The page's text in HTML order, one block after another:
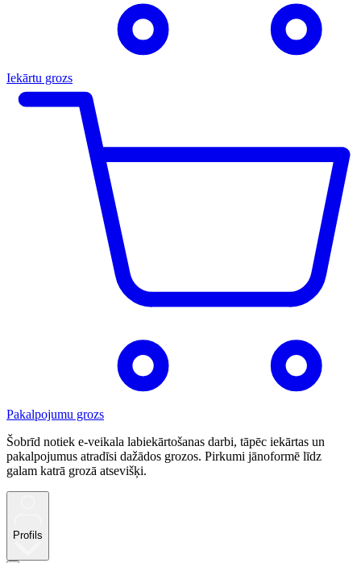
Iekārtu grozs
Pakalpojumu grozs
Šobrīd notiek e-veikala labiekārtošanas darbi, tāpēc iekārtas un
pakalpojumus atradīsi dažādos grozos. Pirkumi jānoformē līdz
galam katrā grozā atsevišķi.
Profils